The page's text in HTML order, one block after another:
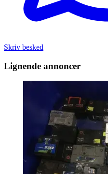
Skriv besked
Lignende annoncer